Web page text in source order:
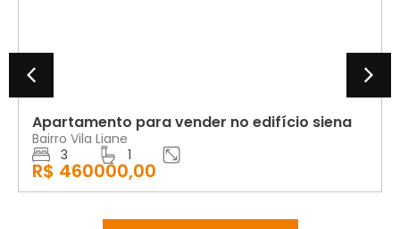
Apartamento para vender no edifício siena
Bairro Vila Liane
3
1
R$ 460000,00